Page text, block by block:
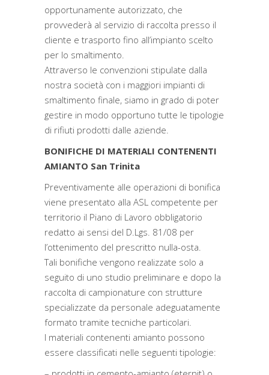
opportunamente autorizzato, che
provvederà al servizio di raccolta presso il
cliente e trasporto fino all’impianto scelto
per lo smaltimento.
Attraverso le convenzioni stipulate dalla
nostra società con i maggiori impianti di
smaltimento finale, siamo in grado di poter
gestire in modo opportuno tutte le tipologie
di rifiuti prodotti dalle aziende.
BONIFICHE DI MATERIALI CONTENENTI
AMIANTO San Trinita
Preventivamente alle operazioni di bonifica
viene presentato alla ASL competente per
territorio il Piano di Lavoro obbligatorio
redatto ai sensi del D.Lgs. 81/08 per
l’ottenimento del prescritto nulla-osta.
Tali bonifiche vengono realizzate solo a
seguito di uno studio preliminare e dopo la
raccolta di campionature con strutture
specializzate da personale adeguatamente
formato tramite tecniche particolari.
I materiali contenenti amianto possono
essere classificati nelle seguenti tipologie: